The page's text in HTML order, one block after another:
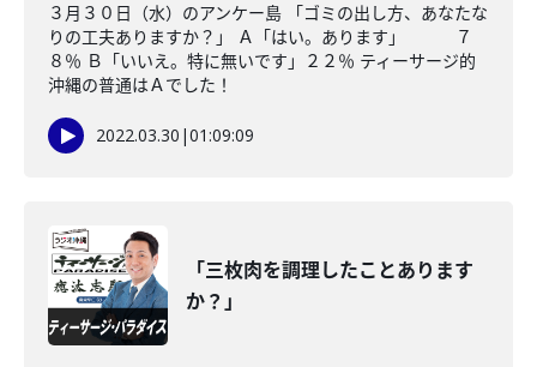
３月３０日（水）のアンケー島 「ゴミの出し方、あなたな
りの工夫ありますか？」 Ａ「はい。あります」 ７
８％ Ｂ「いいえ。特に無いです」２２％ ティーサージ的
沖縄の普通はＡでした！
2022.03.30 |01:09:09
「三枚肉を調理したことあります
か？」